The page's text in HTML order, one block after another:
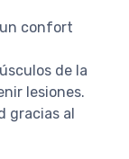
un confort
de la
lesiones.
gracias al